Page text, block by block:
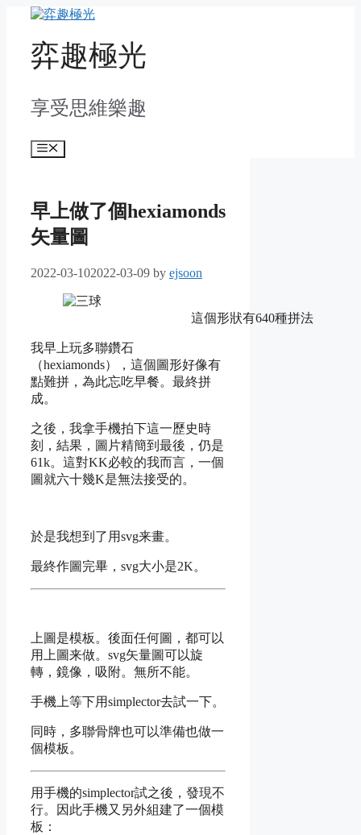
content弈趣極光
享受思維樂趣
Menu
早上做了個hexiamonds
矢量圖
2022-03-102022-03-09 by ejsoon
這個形狀有640種拼法
我早上玩多聯鑽石
（hexiamonds），這個圖形好像有
點難拼，為此忘吃早餐。最終拼
成。
之後，我拿手機拍下這一歷史時
刻，結果，圖片精簡到最後，仍是
61k。這對KK必較的我而言，一個
圖就六十幾K是無法接受的。
於是我想到了用svg来畫。
最終作圖完畢，svg大小是2K。
上圖是模板。後面任何圖，都可以
用上圖来做。svg矢量圖可以旋
轉，鏡像，吸附。無所不能。
手機上等下用simplector去試一下。
同時，多聯骨牌也可以準備也做一
個模板。
用手機的simplector試之後，發現不
行。因此手機又另外組建了一個模
板：